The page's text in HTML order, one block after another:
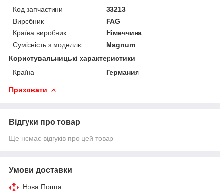
Код запчастини
33213
Виробник
FAG
Країна виробник
Німеччина
Сумісність з моделлю
Magnum
Користувальницькі характеристики
Країна
Германия
Приховати
Відгуки про товар
Ще немає відгуків про цей товар
Умови доставки
Нова Пошта